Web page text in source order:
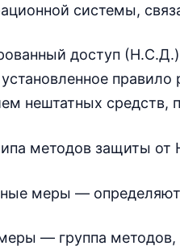
системы,
доступ
правило
нештатных средств,
методов защиты от
меры —
— группа